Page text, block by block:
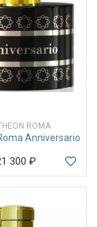
ROMA
Anniversario
300 ₽